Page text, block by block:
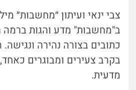
צבי ינאי ועיתון ״מחשבות״
ב"מחשבות" מדע והגות ברמה
כתובים בצורה נהירה
בקרב צעירים ומבוגרים
מדעית.